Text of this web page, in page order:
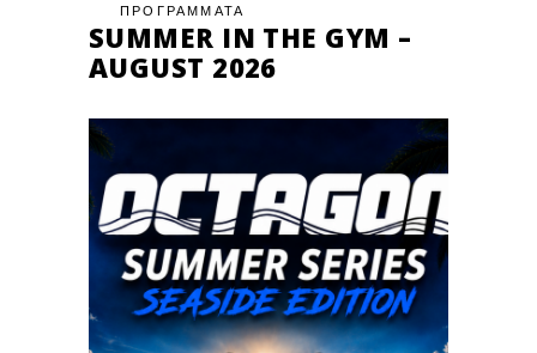
ΠΡΟΓΡΑΜΜΑΤΑ
SUMMER IN THE GYM –
AUGUST 2026